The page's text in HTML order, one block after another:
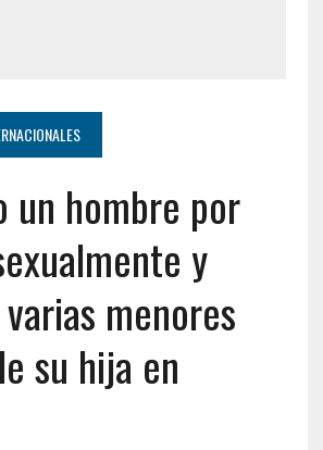
un hombre por
y
menores
su hija en